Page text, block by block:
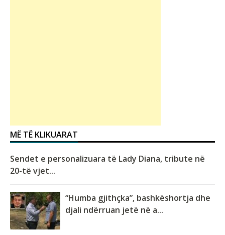
MË TË KLIKUARAT
Sendet e personalizuara të Lady Diana, tribute në
20-të vjet...
“Humba gjithçka”, bashkëshortja dhe
djali ndërruan jetë në a...